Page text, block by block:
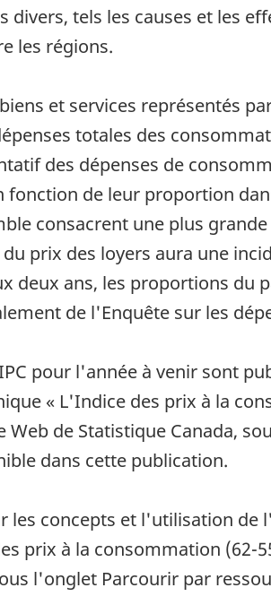
divers, tels les causes et les
les régions.
et services représentés
totales des
des dépenses de
fonction de leur proportion
consacrent une plus
prix des loyers aura une
deux ans, les proportions
de l'Enquête sur les
pour l'année à venir sont
« L'Indice des prix à la
de Statistique Canada,
dans cette publication.
les concepts et l'utilisation
prix à la consommation (62-
l'onglet Parcourir par